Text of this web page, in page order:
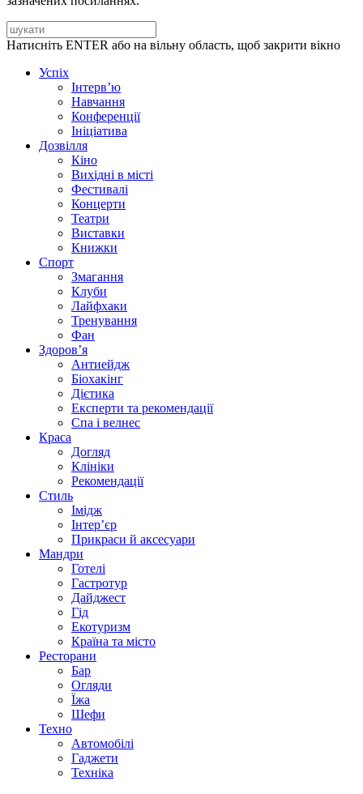
Натисніть ENTER або на вільну область, щоб закрити вікно
Успіх
Інтерв’ю
Навчання
Конференції
Ініціатива
Дозвілля
Кіно
Вихідні в місті
Фестивалі
Концерти
Театри
Виставки
Книжки
Спорт
Змагання
Клуби
Лайфхаки
Тренування
Фан
Здоров’я
Антиейдж
Біохакінг
Дієтика
Експерти та рекомендації
Спа i велнес
Краса
Догляд
Клініки
Рекомендації
Стиль
Імідж
Інтер’єр
Прикраси й аксесуари
Мандри
Готелі
Гастротур
Дайджест
Гід
Екотуризм
Країна та місто
Ресторани
Бар
Огляди
Їжа
Шефи
Техно
Автомобілі
Гаджети
Техніка